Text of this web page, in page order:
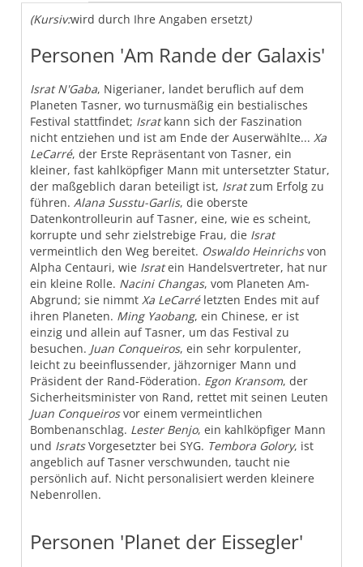
(Kursiv:wird durch Ihre Angaben ersetzt)
Personen 'Am Rande der Galaxis'
Israt N'Gaba, Nigerianer, landet beruflich auf dem
Planeten Tasner, wo turnusmäßig ein bestialisches
Festival stattfindet; Isratkann sich der Faszination
nicht entziehen und ist am Ende der Auserwählte...Xa
LeCarré, der Erste Repräsentant von Tasner, ein
kleiner, fast kahlköpfiger Mann mit untersetzter Statur,
der maßgeblich daran beteiligt ist, Isratzum Erfolg zu
führen.Alana Susstu-Garlis, die oberste
Datenkontrolleurin auf Tasner, eine, wie es scheint,
korrupte und sehr zielstrebige Frau, die Israt
vermeintlich den Weg bereitet. Oswaldo Heinrichsvon
Alpha Centauri, wie Isratein Handelsvertreter, hat nur
ein kleine Rolle. Nacini Changas, vom Planeten Am-
Abgrund; sie nimmtXa LeCarréletzten Endes mit auf
ihren Planeten. Ming Yaobang, ein Chinese, er ist
einzig und allein auf Tasner, um das Festival zu
besuchen. Juan Conqueiros, ein sehr korpulenter,
leicht zu beeinflussender, jähzorniger Mann und
Präsident der Rand-Föderation. Egon Kransom, der
Sicherheitsminister von Rand, rettet mit seinen Leuten
Juan Conqueirosvor einem vermeintlichen
Bombenanschlag. Lester Benjo, ein kahlköpfiger Mann
und IsratsVorgesetzter bei SYG. Tembora Golory, ist
angeblich auf Tasner verschwunden, taucht nie
persönlich auf. Nicht personalisiert werden kleinere
Nebenrollen.
Personen 'Planet der Eissegler'